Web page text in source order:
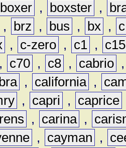
boxer , boxster ,
, brz , bus , bx ,
c
, c-zero , c1 ,
c15
, c70 , c8 , cabrio
, california ,
, capri , caprice
, carina ,
, cayman ,